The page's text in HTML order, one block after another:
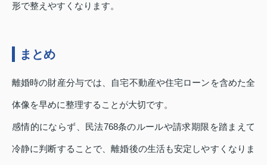
形で整えやすくなります。
まとめ
離婚時の財産分与では、自宅不動産や住宅ローンを含めた全
体像を早めに整理することが大切です。
感情的にならず、民法768条のルールや請求期限を踏まえて
冷静に判断することで、離婚後の生活も安定しやすくなりま